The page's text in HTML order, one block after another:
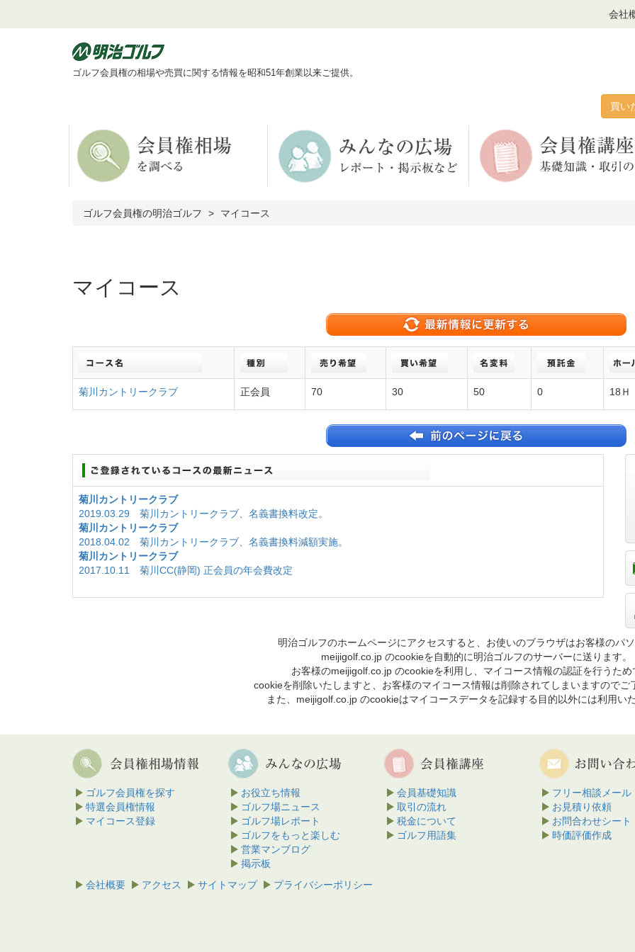
会社
ゴルフ会員権の相場や売買に関する情報を昭和51年創業以来ご提供。
買い
ゴルフ会員権の明治ゴルフ マイコース
マイコース
菊川カントリークラブ 正会員 70 30 50 0 18Ｈ
菊川カントリークラブ
2019.03.29 菊川カントリークラブ、名義書換料改定。
菊川カントリークラブ
2018.04.02 菊川カントリークラブ、名義書換料減額実施。
菊川カントリークラブ
2017.10.11 菊川CC(静岡) 正会員の年会費改定
明治ゴルフのホームページにアクセスすると、お使いのブラウザはお客様のパ
meijigolf.co.jp のcookieを自動的に明治ゴルフのサーバーに送ります。
お客様のmeijigolf.co.jp のcookieを利用し、マイコース情報の認証を行うため
cookieを削除いたしますと、お客様のマイコース情報は削除されてしまいますのでご
また、meijigolf.co.jp のcookieはマイコースデータを記録する目的以外には利用い
ゴルフ会員権を探す
特選会員権情報
マイコース登録
お役立ち情報
ゴルフ場ニュース
ゴルフ場レポート
ゴルフをもっと楽しむ
営業マンブログ
掲示板
会員基礎知識
取引の流れ
税金について
ゴルフ用語集
フリー相談メール
お見積り依頼
お問合わせシート
時価評価作成
会社概要 アクセス サイトマップ プライバシーポリシー